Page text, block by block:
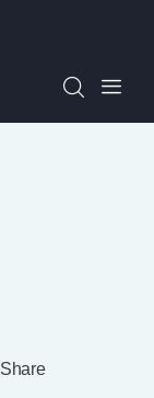
Share